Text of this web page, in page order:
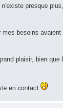
presque
besoins
plaisir, bien que
en contact